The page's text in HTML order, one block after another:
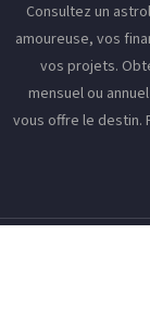
Consultez un
amoureuse, vos
vos projets.
mensuel ou
vous offre le destin.